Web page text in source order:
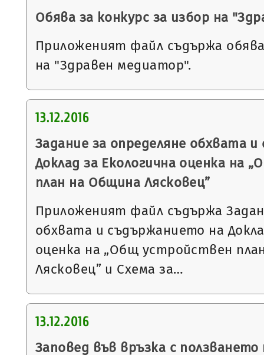
Обява за конкурс за избор на
Приложеният файл съдържа
на "Здравен медиатор".
13.12.2016
Задание за определяне обхвата
Доклад за Екологична оценка на
план на Община Лясковец”
Приложеният файл съдържа
обхвата и съдържанието на
оценка на „Общ устройствен
Лясковец” и Схема за…
13.12.2016
Заповед във връзка с